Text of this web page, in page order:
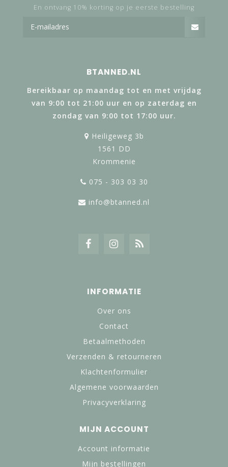
En ontvang 10% korting op je eerste bestelling
BTANNED.NL
Bereikbaar op maandag tot en met vrijdag
van 9:00 tot 21:00 uur en op zaterdag en
zondag van 9:00 tot 17:00 uur.
Heiligeweg 3b
1561 DD
Krommenie
075 - 303 03 30
info@btanned.nl
INFORMATIE
Over ons
Contact
Betaalmethoden
Verzenden & retourneren
Klachtenformulier
Algemene voorwaarden
Privacyverklaring
MIJN ACCOUNT
Account informatie
Mijn bestellingen